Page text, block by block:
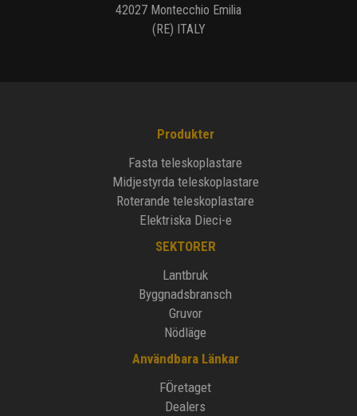
42027 Montecchio Emilia
(RE) ITALY
Produkter
Fasta teleskoplastare
Midjestyrda teleskoplastare
Roterande teleskoplastare
Elektriska Dieci-e
SEKTORER
Lantbruk
Byggnadsbransch
Gruvor
Nödläge
Användbara Länkar
FÖretaget
Dealers